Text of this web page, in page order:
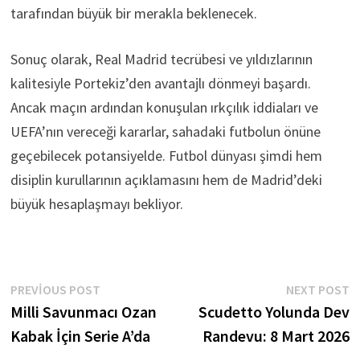
tarafından büyük bir merakla beklenecek.
Sonuç olarak, Real Madrid tecrübesi ve yıldızlarının
kalitesiyle Portekiz’den avantajlı dönmeyi başardı.
Ancak maçın ardından konuşulan ırkçılık iddiaları ve
UEFA’nın vereceği kararlar, sahadaki futbolun önüne
geçebilecek potansiyelde. Futbol dünyası şimdi hem
disiplin kurullarının açıklamasını hem de Madrid’deki
büyük hesaplaşmayı bekliyor.
Yazı
gezinmesi
PREVIOUS POSTPrevious
post:
Milli Savunmacı Ozan
Kabak İçin Serie A’da
NEXT POST
Scudetto Yolunda Dev
Randevu: 8 Mart 2026